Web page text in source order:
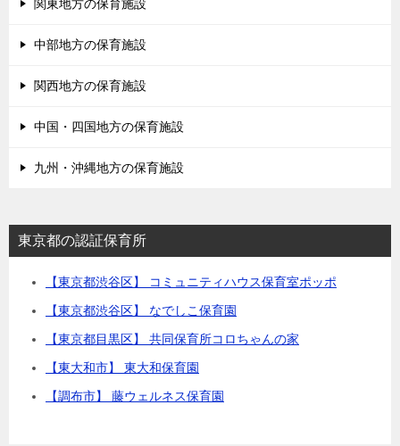
関東地方の保育施設
中部地方の保育施設
関西地方の保育施設
中国・四国地方の保育施設
九州・沖縄地方の保育施設
東京都の認証保育所
【東京都渋谷区】 コミュニティハウス保育室ポッポ
【東京都渋谷区】 なでしこ保育園
【東京都目黒区】 共同保育所コロちゃんの家
【東大和市】 東大和保育園
【調布市】 藤ウェルネス保育園